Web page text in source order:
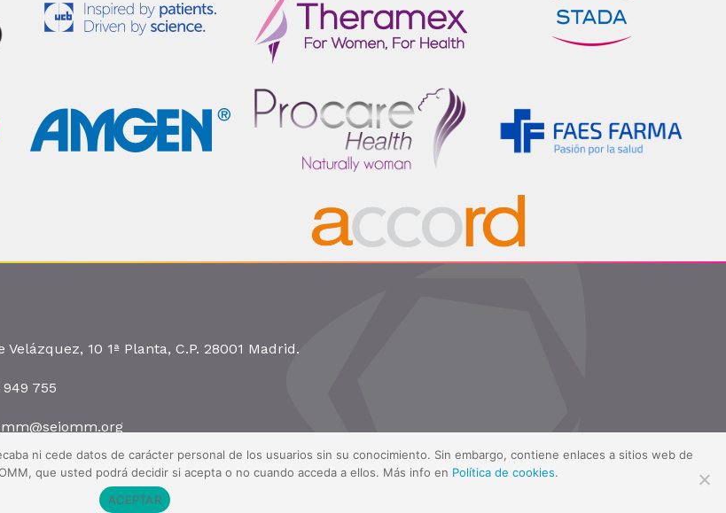
Velázquez, 10 1ª Planta, C.P. 28001 Madrid.
755
reservados ·Aviso legal
ni cede datos de carácter personal de los usuarios sin su conocimiento. Sin embargo, contiene enlaces a sitios web de
que usted podrá decidir si acepta o no cuando acceda a ellos. Más info en Política de cookies.
ACEPTAR